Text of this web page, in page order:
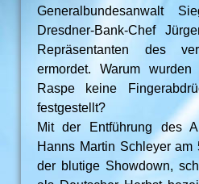
Generalbundesanwalt
Dresdner-Bank-Chef
Repräsentanten des
ermordet. Warum
Raspe keine
festgestellt?
Mit der Entführung des
Hanns Martin Schleyer am
der blutige Showdown,